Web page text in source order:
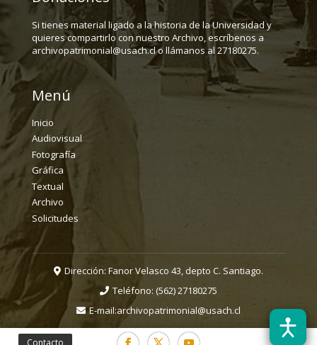
Contacto
Si tienes material ligado a la historia de la Universidad y
quieres compartirlo con nuestro Archivo, escríbenos a
archivopatrimonial@usach.cl o llámanos al 27180275.
Menú
Inicio
Audiovisual
Fotografía
Gráfica
Textual
Archivo
Solicitudes
Dirección: Fanor Velasco 43, depto C. Santiago.
Teléfono: (562) 27180275
E-mail:archivopatrimonial@usach.cl